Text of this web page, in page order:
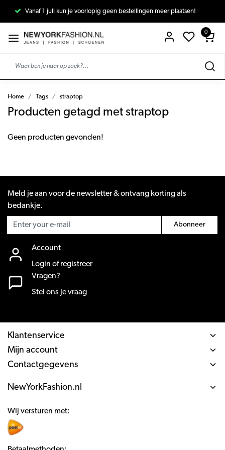
Vanaf 1 juli kun je voorlopig geen bestellingen meer plaatsen!
0
Home Tags straptop
Producten getagd met straptop
Geen producten gevonden!
Meld je aan voor de newsletter & ontvang korting als
bedankje.
Abonneer
Account
Login of registreer
Vragen?
Stel ons je vraag
Klantenservice
Mijn account
Contactgegevens
NewYorkFashion.nl
Wij versturen met: